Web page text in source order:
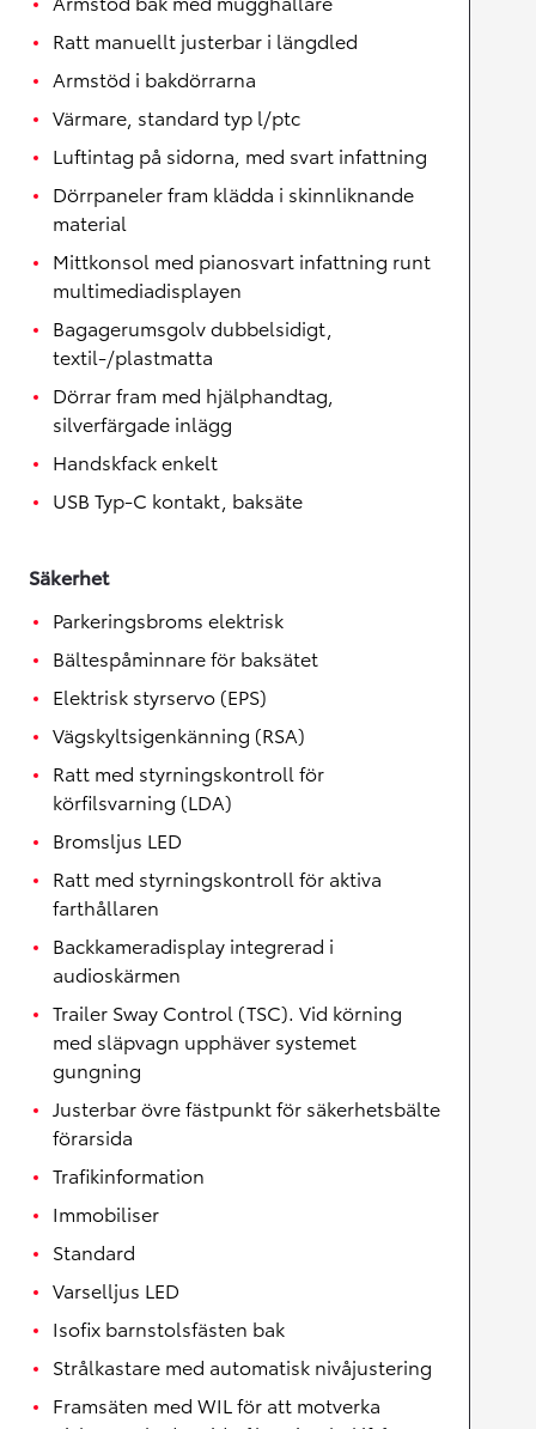
Ratt manuellt justerbar i längdled
Armstöd i bakdörrarna
Värmare, standard typ l/ptc
Luftintag på sidorna, med svart infattning
Dörrpaneler fram klädda i skinnliknande
material
Mittkonsol med pianosvart infattning runt
multimediadisplayen
Bagagerumsgolv dubbelsidigt,
textil-/plastmatta
Dörrar fram med hjälphandtag,
silverfärgade inlägg
Handskfack enkelt
USB Typ-C kontakt, baksäte
Säkerhet
Parkeringsbroms elektrisk
Bältespåminnare för baksätet
Elektrisk styrservo (EPS)
Vägskyltsigenkänning (RSA)
Ratt med styrningskontroll för
körfilsvarning (LDA)
Bromsljus LED
Ratt med styrningskontroll för aktiva
farthållaren
Backkameradisplay integrerad i
audioskärmen
Trailer Sway Control (TSC). Vid körning
med släpvagn upphäver systemet
gungning
Justerbar övre fästpunkt för säkerhetsbälte
förarsida
Trafikinformation
Immobiliser
Standard
Varselljus LED
Isofix barnstolsfästen bak
Strålkastare med automatisk nivåjustering
Framsäten med WIL för att motverka